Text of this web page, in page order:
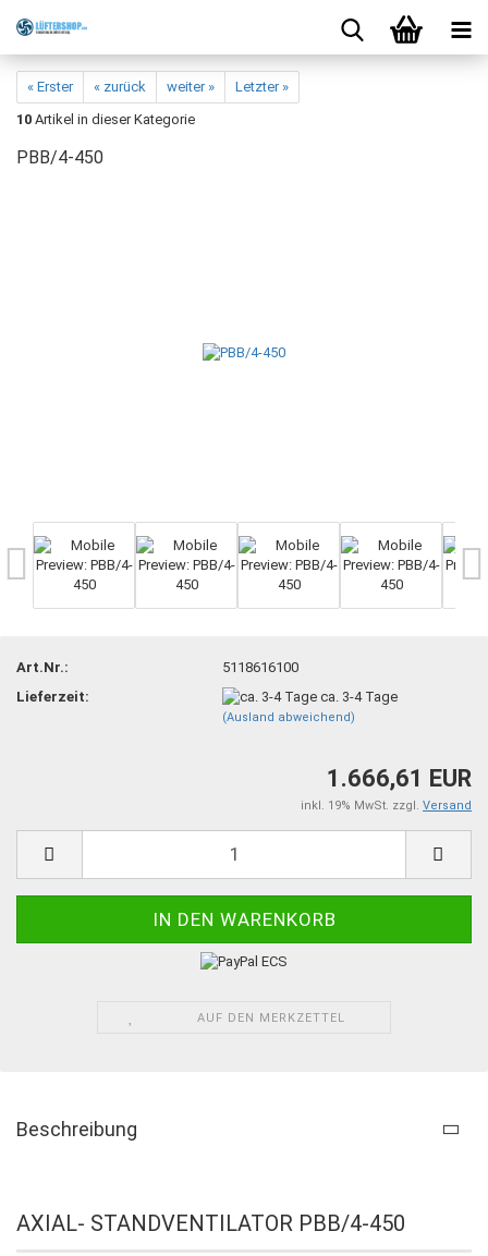
« Erster « zurück weiter »
Letzter »
10 Artikel in dieser Kategorie
PBB/4-450
Art.Nr.:
5118616100
Lieferzeit:
ca. 3-4 Tage
(Ausland abweichend)
1.666,61 EUR
inkl. 19% MwSt. zzgl. Versand
AUF DEN MERKZETTEL
Beschreibung
AXIAL- STANDVENTILATOR PBB/4-450